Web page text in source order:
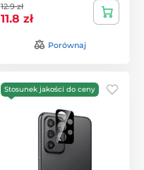
12.9 zł
11.8 zł
Porównaj
Stosunek jakości do ceny